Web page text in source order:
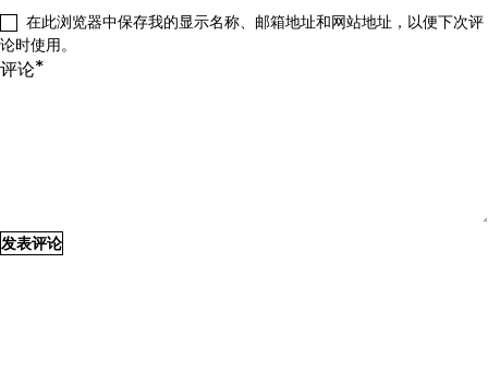
评论*
在此浏览器中保存我的显示名称、邮箱地址和网站地址，以便下次评
论时使用。